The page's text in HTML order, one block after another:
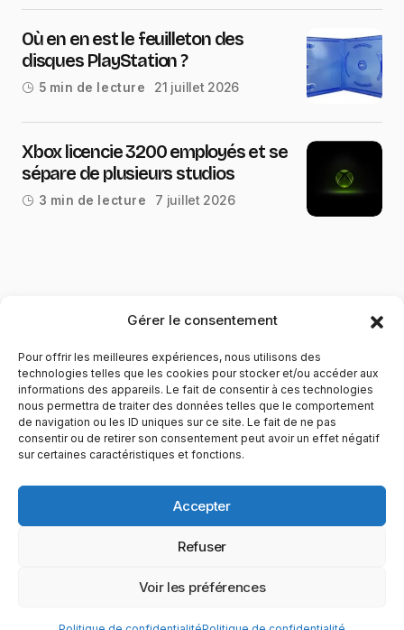
Gérer le consentement
Pour offrir les meilleures expériences, nous utilisons des
technologies telles que les cookies pour stocker et/ou accéder aux
informations des appareils. Le fait de consentir à ces technologies
nous permettra de traiter des données telles que le comportement
de navigation ou les ID uniques sur ce site. Le fait de ne pas
consentir ou de retirer son consentement peut avoir un effet négatif
sur certaines caractéristiques et fonctions.
Accepter
Refuser
Voir les préférences
Où en en est le feuilleton des
disques PlayStation ?
5 min de lecture 21 juillet 2026
Xbox licencie 3200 employés et se
sépare de plusieurs studios
3 min de lecture 7 juillet 2026
YubiGeek est un média français dédié aux nouvelles
technologies, à la culture geek et au numérique. Fondé par
du web, du gaming et de la science, avec une approche
© 2025 YubiGeek. Tous droits réservés.